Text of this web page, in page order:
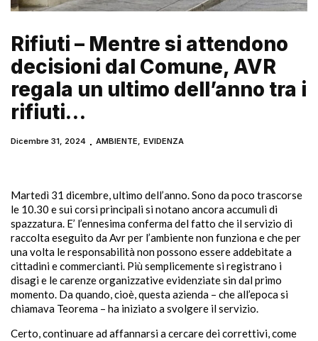
Rifiuti – Mentre si attendono
decisioni dal Comune, AVR
regala un ultimo dell’anno tra i
rifiuti…
Dicembre 31, 2024 AMBIENTE,EVIDENZA
Martedì 31 dicembre, ultimo dell’anno. Sono da poco trascorse
le 10.30 e sui corsi principali si notano ancora accumuli di
spazzatura. E’ l’ennesima conferma del fatto che il servizio di
raccolta eseguito da Avr per l’ambiente non funziona e che per
una volta le responsabilità non possono essere addebitate a
cittadini e commercianti. Più semplicemente si registrano i
disagi e le carenze organizzative evidenziate sin dal primo
momento. Da quando, cioè, questa azienda – che all’epoca si
chiamava Teorema – ha iniziato a svolgere il servizio.
Certo, continuare ad affannarsi a cercare dei correttivi, come